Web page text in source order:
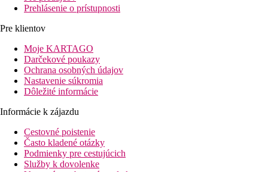
Prehlásenie o prístupnosti
Pre klientov
Moje KARTAGO
Darčekové poukazy
Ochrana osobných údajov
Nastavenie súkromia
Dôležité informácie
Informácie k zájazdu
Cestovné poistenie
Často kladené otázky
Podmienky pre cestujúcich
Služby k dovolenke